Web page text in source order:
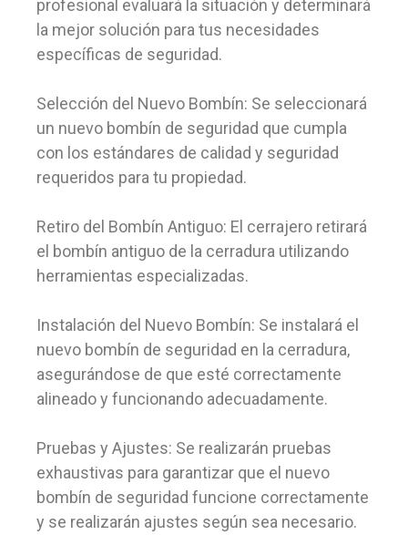
profesional evaluará la situación y determinará
la mejor solución para tus necesidades
específicas de seguridad.
Selección del Nuevo Bombín: Se seleccionará
un nuevo bombín de seguridad que cumpla
con los estándares de calidad y seguridad
requeridos para tu propiedad.
Retiro del Bombín Antiguo: El cerrajero retirará
el bombín antiguo de la cerradura utilizando
herramientas especializadas.
Instalación del Nuevo Bombín: Se instalará el
nuevo bombín de seguridad en la cerradura,
asegurándose de que esté correctamente
alineado y funcionando adecuadamente.
Pruebas y Ajustes: Se realizarán pruebas
exhaustivas para garantizar que el nuevo
bombín de seguridad funcione correctamente
y se realizarán ajustes según sea necesario.